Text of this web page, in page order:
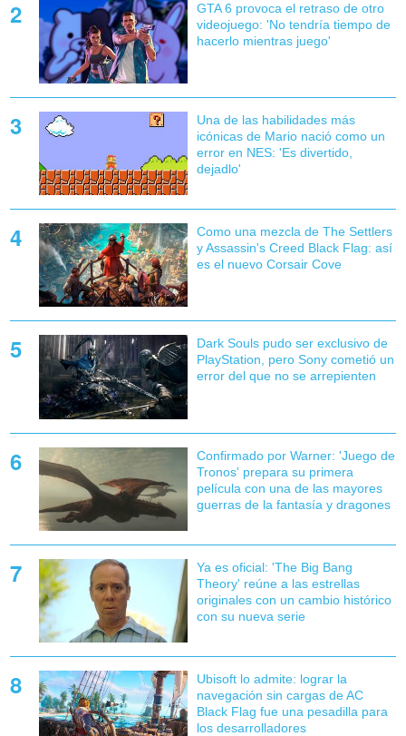
GTA 6 provoca el retraso de otro
videojuego: 'No tendría tiempo de
hacerlo mientras juego'
Una de las habilidades más
icónicas de Mario nació como un
error en NES: 'Es divertido,
dejadlo'
Como una mezcla de The Settlers
y Assassin's Creed Black Flag: así
es el nuevo Corsair Cove
Dark Souls pudo ser exclusivo de
PlayStation, pero Sony cometió un
error del que no se arrepienten
Confirmado por Warner: 'Juego de
Tronos' prepara su primera
película con una de las mayores
guerras de la fantasía y dragones
Ya es oficial: 'The Big Bang
Theory' reúne a las estrellas
originales con un cambio histórico
con su nueva serie
Ubisoft lo admite: lograr la
navegación sin cargas de AC
Black Flag fue una pesadilla para
los desarrolladores